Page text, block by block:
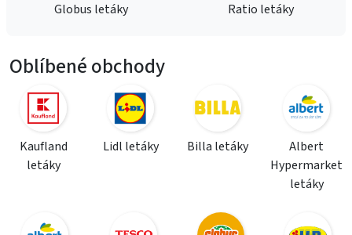
Globus letáky Ratio letáky
Oblíbené obchody
Kaufland
letáky
Lidl letáky Billa letáky
Albert
Hypermarket
letáky